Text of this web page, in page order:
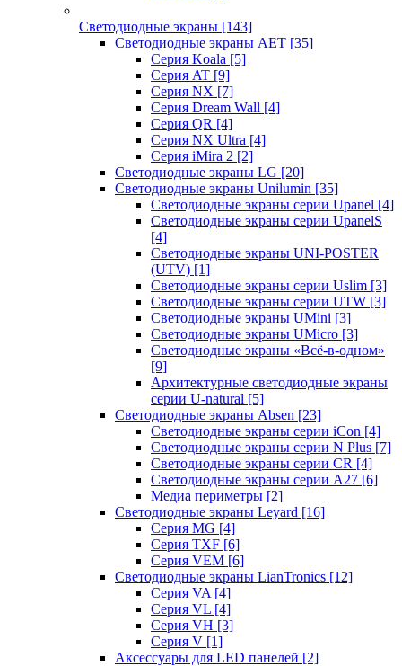
Светодиодные экраны [143]
Светодиодные экраны AET [35]
Cерия Koala [5]
Серия AT [9]
Серия NX [7]
Серия Dream Wall [4]
Серия QR [4]
Серия NX Ultra [4]
Серия iMira 2 [2]
Светодиодные экраны LG [20]
Светодиодные экраны Unilumin [35]
Светодиодные экраны серии Upanel [4]
Светодиодные экраны серии UpanelS
[4]
Светодиодные экраны UNI-POSTER
(UTV) [1]
Светодиодные экраны серии Uslim [3]
Светодиодные экраны серии UTW [3]
Светодиодные экраны UMini [3]
Светодиодные экраны UMicro [3]
Светодиодные экраны «Всё-в-одном»
[9]
Архитектурные светодиодные экраны
серии U-natural [5]
Светодиодные экраны Absen [23]
Светодиодные экраны серии iCon [4]
Светодиодные экраны серии N Plus [7]
Светодиодные экраны серии CR [4]
Светодиодные экраны серии А27 [6]
Медиа периметры [2]
Светодиодные экраны Leyard [16]
Серия MG [4]
Серия TXF [6]
Серия VEM [6]
Светодиодные экраны LianTronics [12]
Серия VA [4]
Серия VL [4]
Серия VH [3]
Серия V [1]
Аксессуары для LED панелей [2]